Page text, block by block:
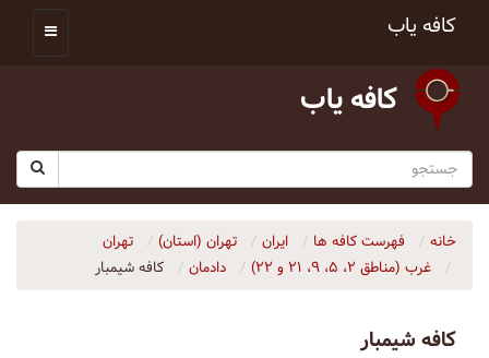
کافه یاب
کافه یاب
خانه فهرست کافه ها ایران تهران (استان)
تهران
غرب (مناطق ۲، ۵، ۹، ۲۱ و ۲۲)
دادمان کافه شیمبار
کافه شیمبار